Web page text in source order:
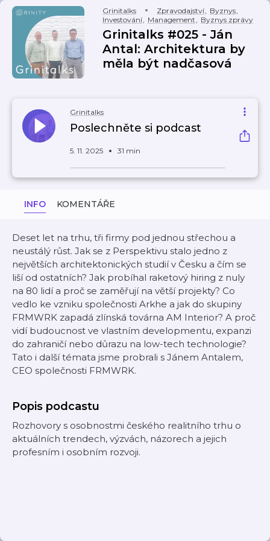
Grinitalks Zpravodajství, Byznys,
Investování, Management, Byznys zprávy
Grinitalks #025 - Ján
Antal: Architektura by
měla být nadčasová
Grinitalks
Poslechněte si podcast
5. 11. 2025 31 min
INFO KOMENTÁŘE
Deset let na trhu, tři firmy pod jednou střechou a
neustálý růst. Jak se z Perspektivu stalo jedno z
největších architektonických studií v Česku a čím se
liší od ostatních? Jak probíhal raketový hiring z nuly
na 80 lidí a proč se zaměřují na větší projekty? Co
vedlo ke vzniku společnosti Arkhe a jak do skupiny
FRMWRK zapadá zlínská továrna AM Interior? A proč
vidí budoucnost ve vlastním developmentu, expanzi
do zahraničí nebo důrazu na low-tech technologie?
Tato i další témata jsme probrali s Jánem Antalem,
CEO společnosti FRMWRK.
Popis podcastu
Rozhovory s osobnostmi českého realitního trhu o
aktuálních trendech, výzvách, názorech a jejich
profesním i osobním rozvoji.